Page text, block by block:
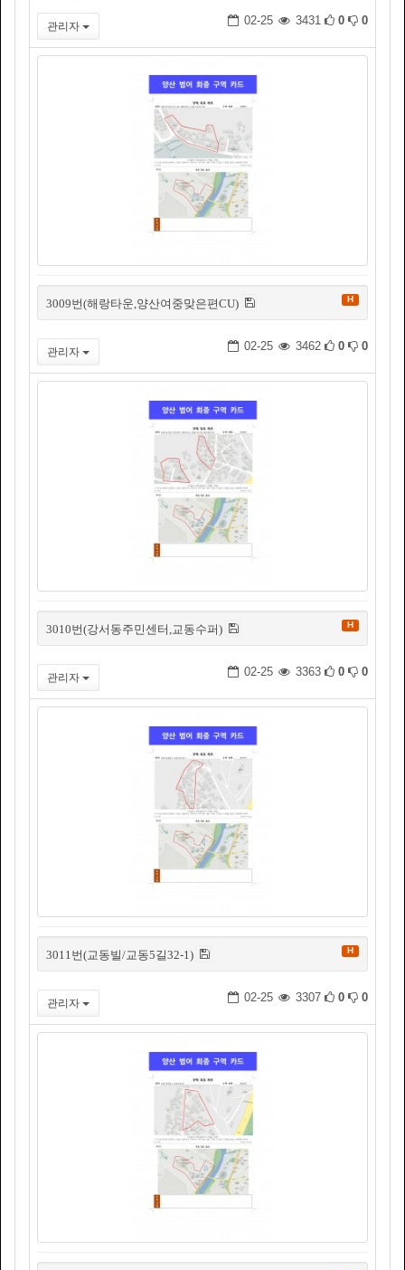
관리자 02-25 3431 0 0
3009번(해랑타운,양산여중맞은편CU) H
관리자 02-25 3462 0 0
3010번(강서동주민센터,교동수퍼) H
관리자 02-25 3363 0 0
3011번(교동빌/교동5길32-1) H
관리자 02-25 3307 0 0